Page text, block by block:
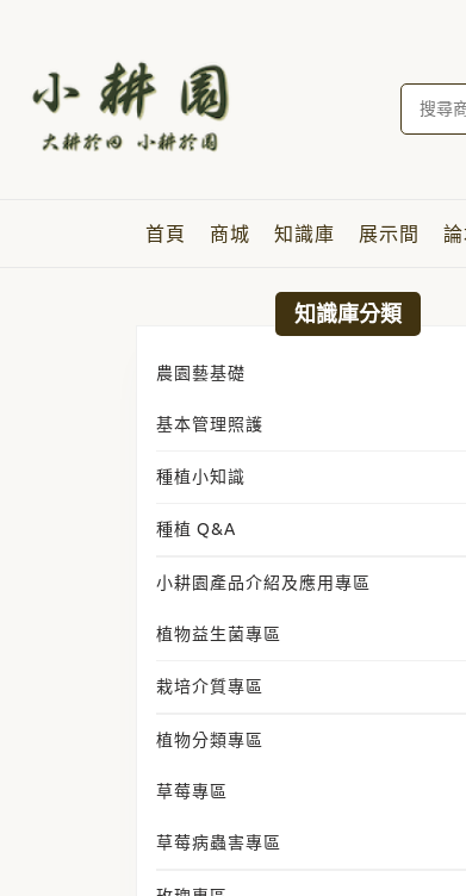
搜
首頁 商城 知識庫 展示間 論
知識庫分類
農園藝基礎
基本管理照護
種植小知識
種植 Q&A
小耕園產品介紹及應用專區
植物益生菌專區
栽培介質專區
植物分類專區
草莓專區
草莓病蟲害專區